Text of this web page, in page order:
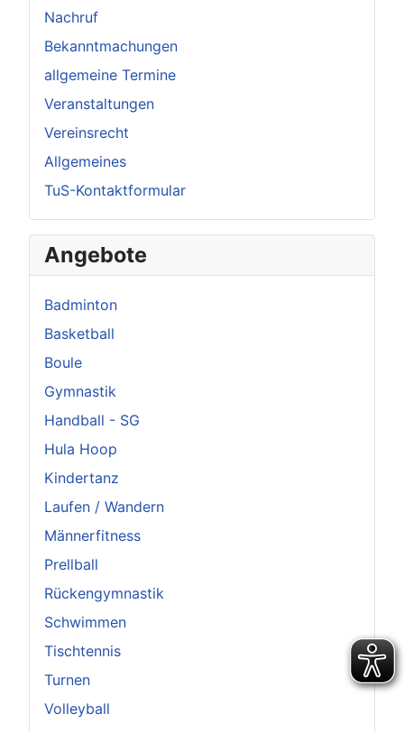
Nachruf
Bekanntmachungen
allgemeine Termine
Veranstaltungen
Vereinsrecht
Allgemeines
TuS-Kontaktformular
Angebote
Badminton
Basketball
Boule
Gymnastik
Handball - SG
Hula Hoop
Kindertanz
Laufen / Wandern
Männerfitness
Prellball
Rückengymnastik
Schwimmen
Tischtennis
Turnen
Volleyball